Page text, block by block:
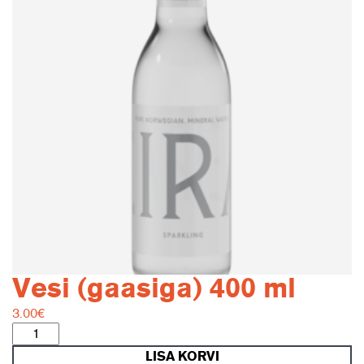
Vesi (gaasiga) 400 ml
3.00€
Vesi
(gaasiga)
LISA KORVI